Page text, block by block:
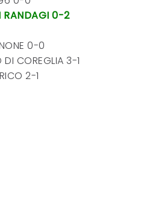
RANDAGI 0-2
0-0
DI COREGLIA 3-1
2-1